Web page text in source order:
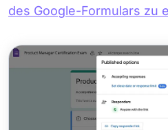
des Google-Formulars zu